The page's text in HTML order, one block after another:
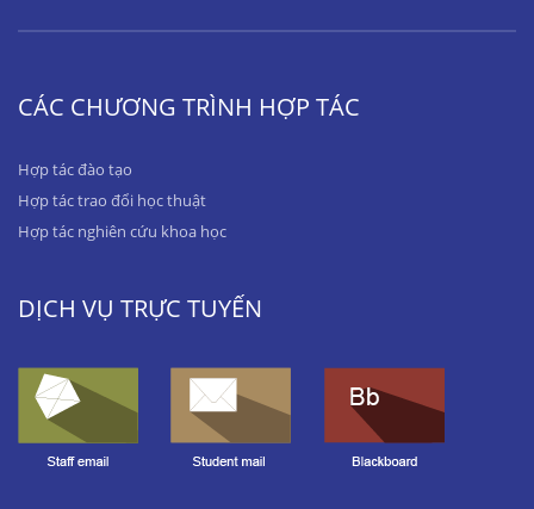
CÁC CHƯƠNG TRÌNH HỢP TÁC
Hợp tác đào tạo
Hợp tác trao đổi học thuật
Hợp tác nghiên cứu khoa học
DỊCH VỤ TRỰC TUYẾN